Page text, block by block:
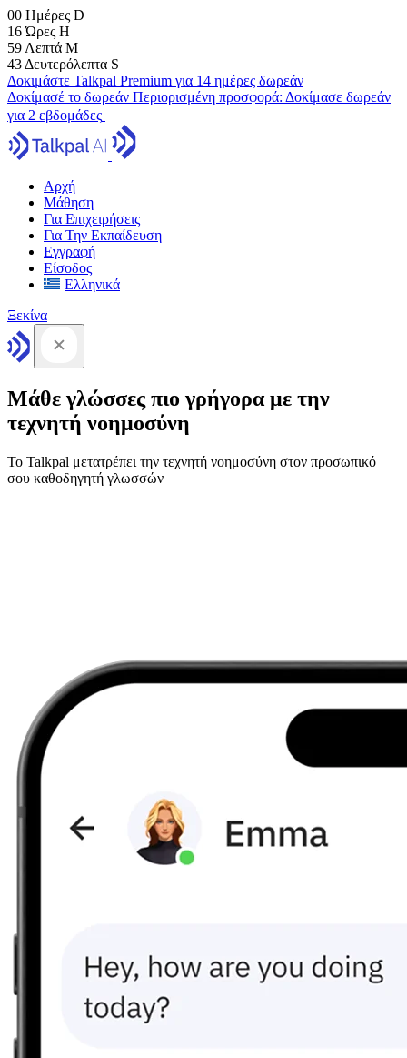
00 Ημέρες D
16 Ώρες H
59 Λεπτά M
41 Δευτερόλεπτα S
Δοκιμάστε Talkpal Premium για 14 ημέρες δωρεάν
Δοκίμασέ το δωρεάν Περιορισμένη προσφορά: Δοκίμασε δωρεάν
για 2 εβδομάδες
Αρχή
Μάθηση
Για Επιχειρήσεις
Για Την Εκπαίδευση
Εγγραφή
Είσοδος
Ελληνικά
Ξεκίνα
Μάθε γλώσσες πιο γρήγορα με την
τεχνητή νοημοσύνη
Το Talkpal μετατρέπει την τεχνητή νοημοσύνη στον προσωπικό
σου καθοδηγητή γλωσσών